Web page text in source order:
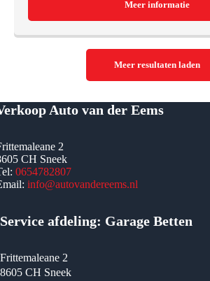
Meer informatie
Meer resultaten laden
Auto van der Eems
2
CH Sneek
0654782807
info@autovandereems.nl
Service afdeling: Garage Betten
Frittemaleane 2
8605 CH Sneek